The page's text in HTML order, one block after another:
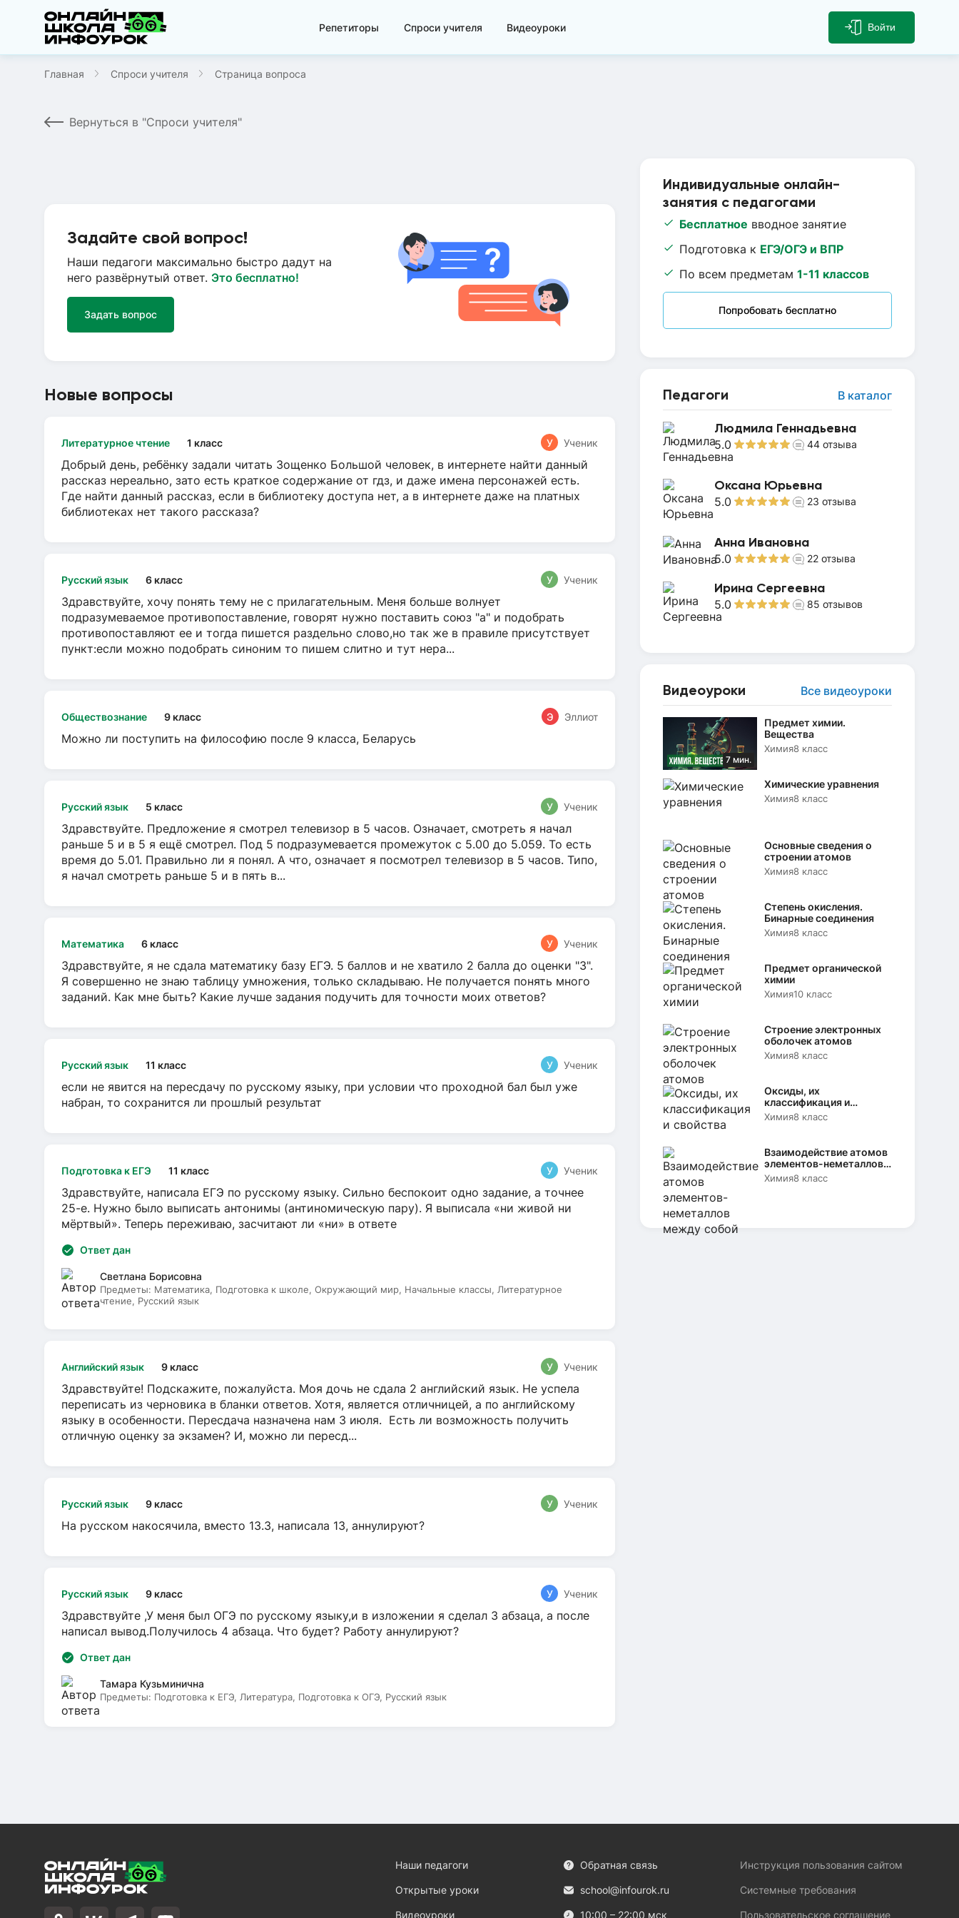
Репетиторы Спроси учителя Видеоуроки Войти
Главная Спроси учителя Страница вопроса
Вернуться в "Спроси учителя"
Индивидуальные онлайн-
занятия с педагогами
Бесплатное вводное занятие
Подготовка к ЕГЭ/ОГЭ и ВПР
По всем предметам 1-11 классов
Попробовать бесплатно
Педагоги В каталог
Людмила Геннадьевна
5.0 44 отзыва
Оксана Юрьевна
5.0 23 отзыва
Анна Ивановна
5.0 22 отзыва
Ирина Сергеевна
5.0 85 отзывов
Видеоуроки Все видеоуроки
7 мин.
Предмет химии.
Вещества
Химия8 класс
Химические уравнения
Химия8 класс
Основные сведения о
строении атомов
Химия8 класс
Степень окисления.
Бинарные соединения
Химия8 класс
Предмет органической
химии
Химия10 класс
Строение электронных
оболочек атомов
Химия8 класс
Оксиды, их
классификация и
свойства
Химия8 класс
Взаимодействие атомов
элементов-неметаллов
между собой
Химия8 класс
Задайте свой вопрос!
Наши педагоги максимально быстро дадут на
него развёрнутый ответ. Это бесплатно!
Задать вопрос
Новые вопросы
Литературное чтение 1 класс У Ученик
Добрый день, ребёнку задали читать Зощенко Большой человек, в интернете найти данный
рассказ нереально, зато есть краткое содержание от гдз, и даже имена персонажей есть.
Где найти данный рассказ, если в библиотеку доступа нет, а в интернете даже на платных
библиотеках нет такого рассказа?
Русский язык 6 класс У Ученик
Здравствуйте, хочу понять тему не с прилагательным. Меня больше волнует
подразумеваемое противопоставление, говорят нужно поставить союз "а" и подобрать
противопоставляют ее и тогда пишется раздельно слово,но так же в правиле присутствует
пункт:если можно подобрать синоним то пишем слитно и тут нера...
Обществознание 9 класс Э Эллиот
Можно ли поступить на философию после 9 класса, Беларусь
Русский язык 5 класс У Ученик
Здравствуйте. Предложение я смотрел телевизор в 5 часов. Означает, смотреть я начал
раньше 5 и в 5 я ещё смотрел. Под 5 подразумевается промежуток с 5.00 до 5.059. То есть
время до 5.01. Правильно ли я понял. А что, означает я посмотрел телевизор в 5 часов. Типо,
я начал смотреть раньше 5 и в пять в...
Математика 6 класс У Ученик
Здравствуйте, я не сдала математику базу ЕГЭ. 5 баллов и не хватило 2 балла до оценки "3".
Я совершенно не знаю таблицу умножения, только складываю. Не получается понять много
заданий. Как мне быть? Какие лучше задания подучить для точности моих ответов?
Русский язык 11 класс У Ученик
если не явится на пересдачу по русскому языку, при условии что проходной бал был уже
набран, то сохранится ли прошлый результат
Подготовка к ЕГЭ 11 класс У Ученик
Здравствуйте, написала ЕГЭ по русскому языку. Сильно беспокоит одно задание, а точнее
25-е. Нужно было выписать антонимы (антиномическую пару). Я выписала «ни живой ни
мёртвый». Теперь переживаю, засчитают ли «ни» в ответе
Ответ дан
Светлана Борисовна
Предметы: Математика, Подготовка к школе, Окружающий мир, Начальные классы, Литературное
чтение, Русский язык
Английский язык 9 класс У Ученик
Здравствуйте! Подскажите, пожалуйста. Моя дочь не сдала 2 английский язык. Не успела
переписать из черновика в бланки ответов. Хотя, является отличницей, а по английскому
языку в особенности. Пересдача назначена нам 3 июля. Есть ли возможность получить
отличную оценку за экзамен? И, можно ли пересд...
Русский язык 9 класс У Ученик
На русском накосячила, вместо 13.3, написала 13, аннулируют?
Русский язык 9 класс У Ученик
Здравствуйте ,У меня был ОГЭ по русскому языку,и в изложении я сделал 3 абзаца, а после
написал вывод.Получилось 4 абзаца. Что будет? Работу аннулируют?
Ответ дан
Тамара Кузьминична
Предметы: Подготовка к ЕГЭ, Литература, Подготовка к ОГЭ, Русский язык
Наши педагоги
Открытые уроки
Видеоуроки
Обратная связь
school@infourok.ru
10:00 – 22:00 мск
Инструкция пользования сайтом
Системные требования
Пользовательское соглашение